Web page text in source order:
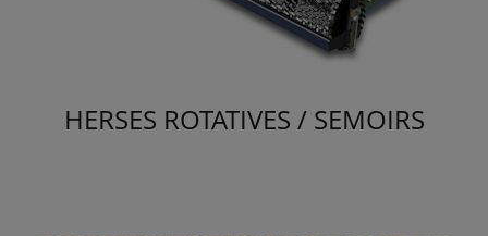
HERSES ROTATIVES / SEMOIRS